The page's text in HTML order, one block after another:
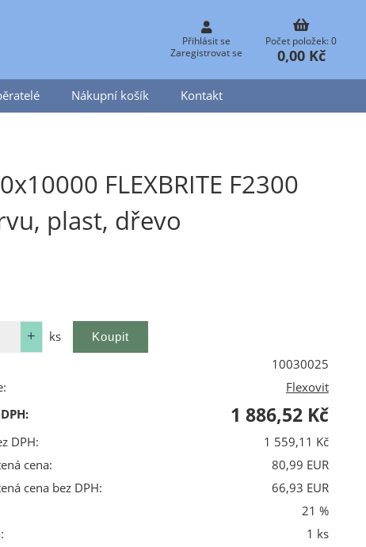
Přihlásit se
Zaregistrovat se
Počet položek: 0
0,00 Kč
Nákupní košík Kontakt
FLEXBRITE F2300
plast, dřevo
ks
10030025
Flexovit
1 886,52 Kč
DPH:
1 559,11 Kč
cena:
80,99 EUR
cena bez DPH:
66,93 EUR
21 %
1 ks